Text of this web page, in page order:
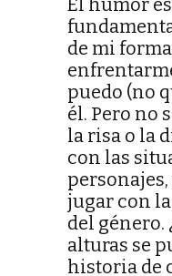
de mi
puedo (no
él. Pero no
la risa o la
con las
jugar con
del género.
alturas se
historia de